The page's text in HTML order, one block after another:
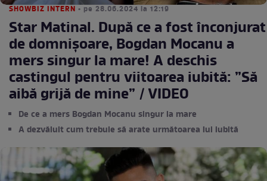
SHOWBIZ INTERN • pe 28.06.2024 la 12:19
Star Matinal. După ce a fost înconjurat
de domnișoare, Bogdan Mocanu a
mers singur la mare! A deschis
castingul pentru viitoarea iubită: ”Să
aibă grijă de mine” / VIDEO
De ce a mers Bogdan Mocanu singur la mare
A dezvăluit cum trebuie să arate următoarea lui iubită